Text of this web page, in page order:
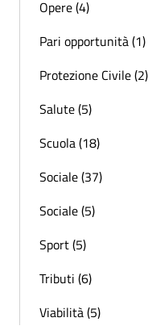
Opere (4)
Pari opportunità (1)
Protezione Civile (2)
Salute (5)
Scuola (18)
Sociale (37)
Sociale (5)
Sport (5)
Tributi (6)
Viabilità (5)